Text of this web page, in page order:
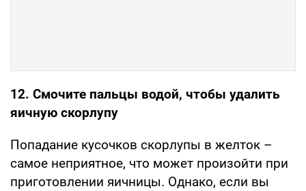
12. Смочите пальцы водой, чтобы удалить
яичную скорлупу
Попадание кусочков скорлупы в желток –
самое неприятное, что может произойти при
приготовлении яичницы. Однако, если вы